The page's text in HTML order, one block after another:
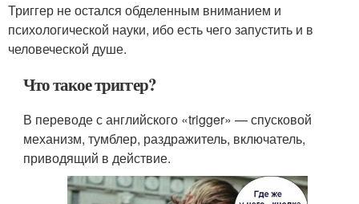
Триггер не остался обделенным вниманием и
психологической науки, ибо есть чего запустить и в
человеческой душе.
Что такое триггер?
В переводе с английского «trigger» — спусковой
механизм, тумблер, раздражитель, включатель,
приводящий в действие.